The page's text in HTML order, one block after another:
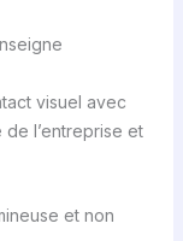
visuel avec
l’entreprise et
et non